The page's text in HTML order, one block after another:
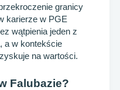
granicy
karierze w PGE
wątpienia jeden z
a w kontekście
na wartości.
Falubazie?